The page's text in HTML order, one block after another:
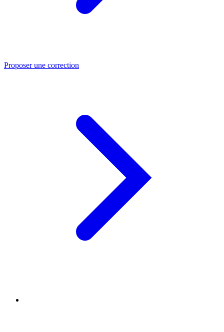
Proposer une correction